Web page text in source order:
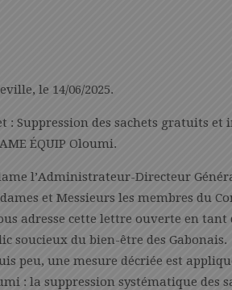
le 14/06/2025.
: Suppression des sachets gratuits
ÉQUIP Oloumi.
l’Administrateur-Directeur
et Messieurs les membres du
adresse cette lettre ouverte en
soucieux du bien-être des Gabonais.
peu, une mesure décriée est
: la suppression systématique des